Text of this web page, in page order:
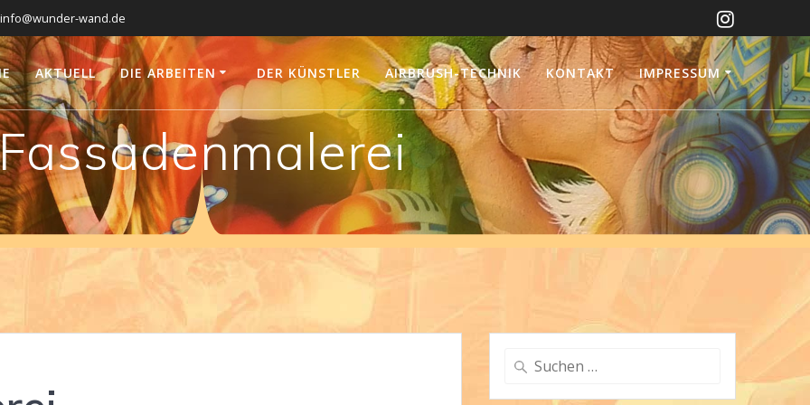
info@wunder-wand.de
AKTUELL DIE ARBEITEN DER KÜNSTLER AIRBRUSH-TECHNIK KONTAKT IMPRESSUM
Suchen